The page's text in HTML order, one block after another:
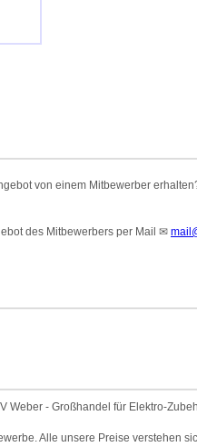
von einem Mitbewerber
des Mitbewerbers per Mail ✉
Weber - Großhandel für Elektro-
Alle unsere Preise verstehen